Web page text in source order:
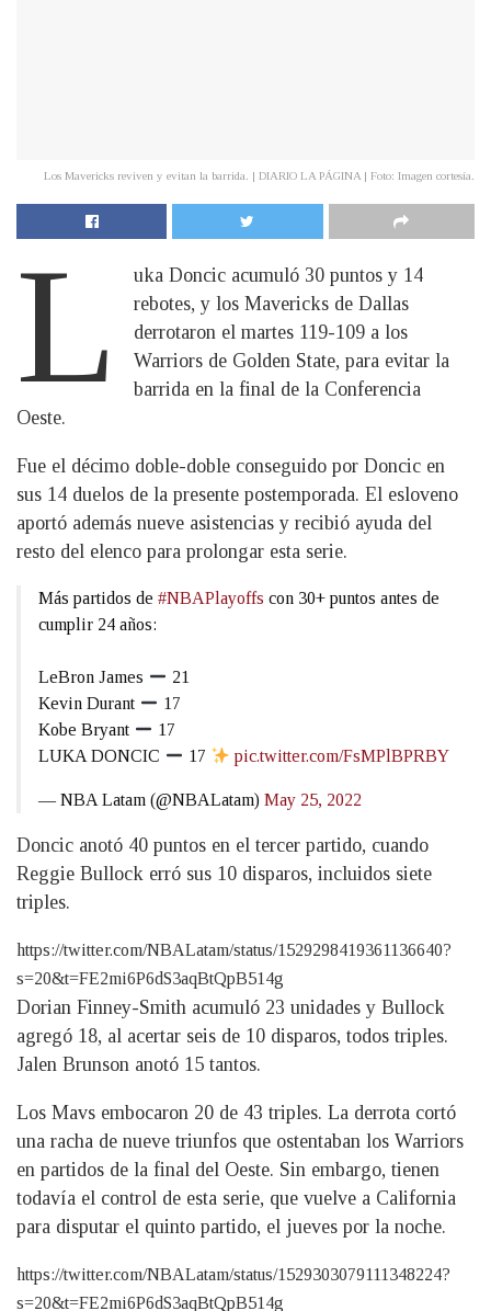
Los Mavericks reviven y evitan la barrida. | DIARIO LA PÁGINA | Foto: Imagen cortesía.
L
uka Doncic acumuló 30 puntos y 14
rebotes, y los Mavericks de Dallas
derrotaron el martes 119-109 a los
Warriors de Golden State, para evitar la
barrida en la final de la Conferencia
Oeste.
Fue el décimo doble-doble conseguido por Doncic en
sus 14 duelos de la presente postemporada. El esloveno
aportó además nueve asistencias y recibió ayuda del
resto del elenco para prolongar esta serie.
Más partidos de #NBAPlayoffs con 30+ puntos antes de
cumplir 24 años:
LeBron James
21
Kevin Durant
17
Kobe Bryant
17
LUKA DONCIC
17 pic.twitter.com/FsMPlBPRBY
— NBA Latam (@NBALatam) May 25, 2022
Doncic anotó 40 puntos en el tercer partido, cuando
Reggie Bullock erró sus 10 disparos, incluidos siete
triples.
https://twitter.com/NBALatam/status/1529298419361136640?
s=20&t=FE2mi6P6dS3aqBtQpB514g
Dorian Finney-Smith acumuló 23 unidades y Bullock
agregó 18, al acertar seis de 10 disparos, todos triples.
Jalen Brunson anotó 15 tantos.
Los Mavs embocaron 20 de 43 triples. La derrota cortó
una racha de nueve triunfos que ostentaban los Warriors
en partidos de la final del Oeste. Sin embargo, tienen
todavía el control de esta serie, que vuelve a California
para disputar el quinto partido, el jueves por la noche.
https://twitter.com/NBALatam/status/1529303079111348224?
s=20&t=FE2mi6P6dS3aqBtQpB514g